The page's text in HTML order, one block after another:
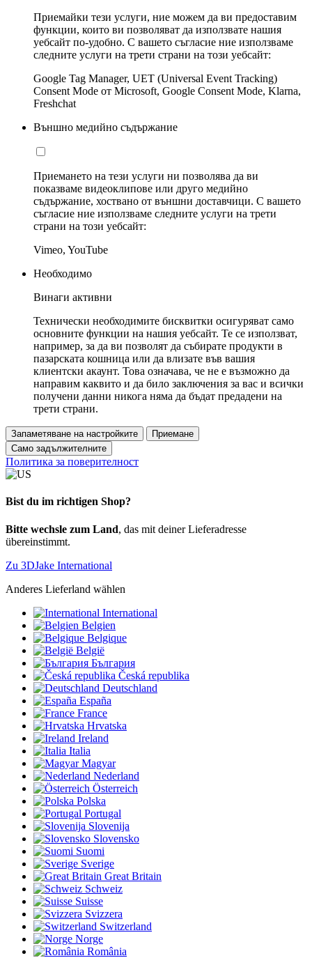
Приемайки тези услуги, ние можем да ви предоставим
функции, които ви позволяват да използвате нашия
уебсайт по-удобно. С вашето съгласие ние използваме
следните услуги на трети страни на този уебсайт:
Google Tag Manager, UET (Universal Event Tracking)
Consent Mode от Microsoft, Google Consent Mode, Klarna,
Freshchat
Външно медийно съдържание
Приемането на тези услуги ни позволява да ви
показваме видеоклипове или друго медийно
съдържание, хоствано от външни доставчици. С вашето
съгласие ние използваме следните услуги на трети
страни на този уебсайт:
Vimeo, YouTube
Необходимо
Винаги активни
Технически необходимите бисквитки осигуряват само
основните функции на нашия уебсайт. Те се използват,
например, за да ви позволят да събирате продукти в
пазарската кошница или да влизате във вашия
клиентски акаунт. Това означава, че не е възможно да
направим каквито и да било заключения за вас и всички
получени данни никога няма да бъдат предадени на
трети страни.
Запаметяване на настройките
Приемане
Само задължителните
Политика за поверителност
Bist du im richtigen Shop?
Bitte wechsle zum Land, das mit deiner Lieferadresse
übereinstimmt.
Zu 3DJake International
Anderes Lieferland wählen
International
Belgien
Belgique
België
България
Česká republika
Deutschland
España
France
Hrvatska
Ireland
Italia
Magyar
Nederland
Österreich
Polska
Portugal
Slovenija
Slovensko
Suomi
Sverige
Great Britain
Schweiz
Suisse
Svizzera
Switzerland
Norge
România